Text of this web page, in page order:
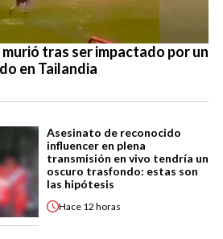
tras ser impactado por un
en Tailandia
Asesinato de reconocido
influencer en plena
transmisión en vivo tendría un
oscuro trasfondo: estas son
las hipótesis
Hace 12 horas